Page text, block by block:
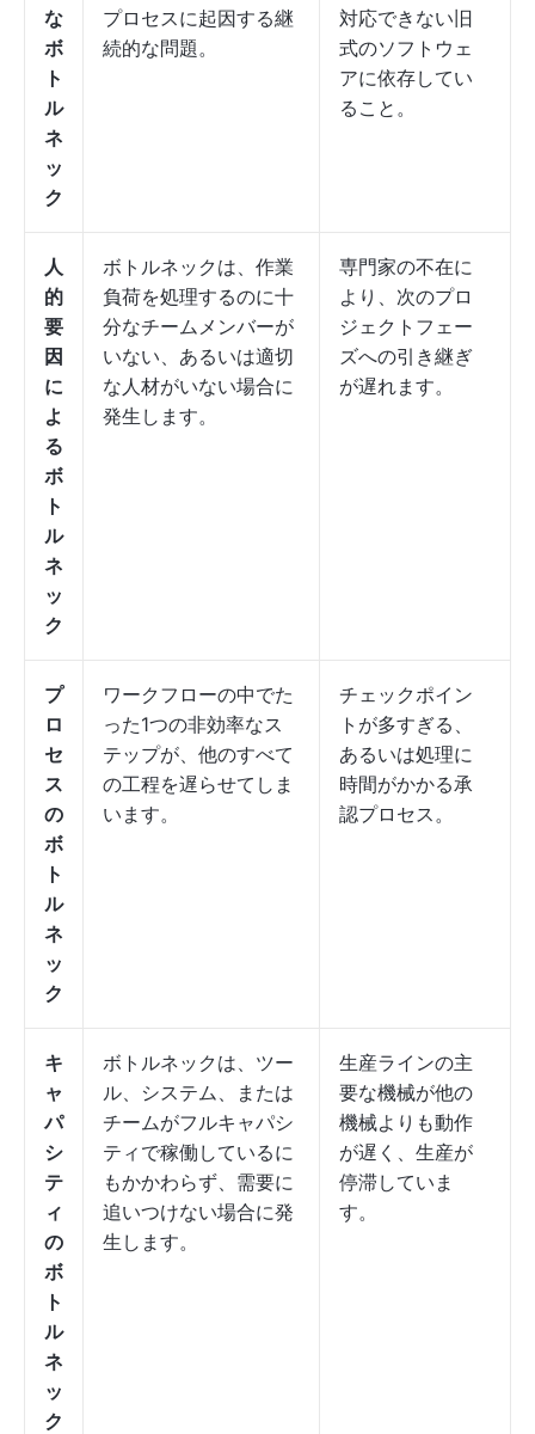
な
ボ
ト
ル
ネ
ッ
ク
プロセスに起因する継
続的な問題。
対応できない旧
式のソフトウェ
アに依存してい
ること。
人
的
要
因
に
よ
る
ボ
ト
ル
ネ
ッ
ク
ボトルネックは、作業
負荷を処理するのに十
分なチームメンバーが
いない、あるいは適切
な人材がいない場合に
発生します。
専門家の不在に
より、次のプロ
ジェクトフェー
ズへの引き継ぎ
が遅れます。
プ
ロ
セ
ス
の
ボ
ト
ル
ネ
ッ
ク
ワークフローの中でた
った1つの非効率なス
テップが、他のすべて
の工程を遅らせてしま
います。
チェックポイン
トが多すぎる、
あるいは処理に
時間がかかる承
認プロセス。
キ
ャ
パ
シ
テ
ィ
の
ボ
ト
ル
ネ
ッ
ク
ボトルネックは、ツー
ル、システム、または
チームがフルキャパシ
ティで稼働しているに
もかかわらず、需要に
追いつけない場合に発
生します。
生産ラインの主
要な機械が他の
機械よりも動作
が遅く、生産が
停滞していま
す。